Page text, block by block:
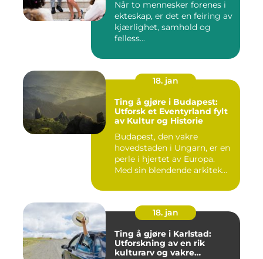
Når to mennesker forenes i
ekteskap, er det en feiring av
kjærlighet, samhold og
felless...
18. jan
Ting å gjøre i Budapest:
Utforsk et Eventyrland fylt
av Kultur og Historie
Budapest, den vakre
hovedstaden i Ungarn, er en
perle i hjertet av Europa.
Med sin blendende arkitek...
18. jan
Ting å gjøre i Karlstad:
Utforskning av en rik
kulturarv og vakre